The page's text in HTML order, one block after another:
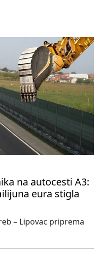
na autocesti A3:
eura stigla
– Lipovac priprema